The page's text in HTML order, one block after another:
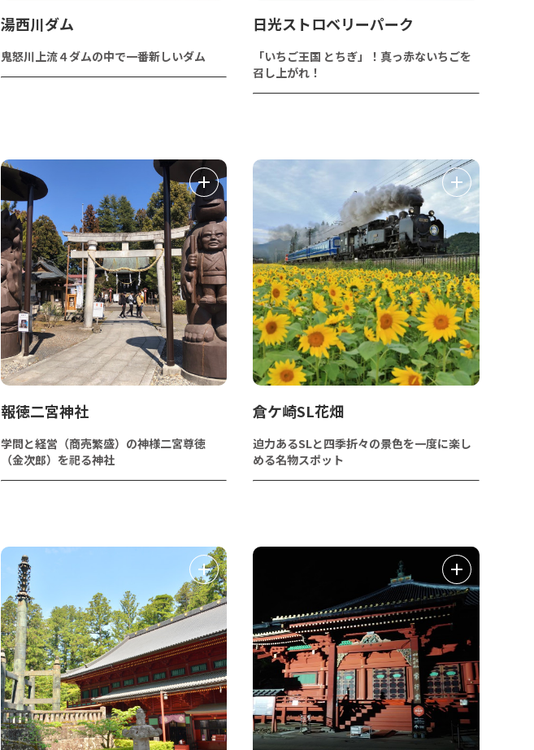
湯西川ダム
鬼怒川上流４ダムの中で一番新しいダム
日光ストロベリーパーク
「いちご王国 とちぎ」！真っ赤ないちごを
召し上がれ！
報徳二宮神社
学問と経営（商売繁盛）の神様二宮尊徳
（金次郎）を祀る神社
倉ケ崎SL花畑
迫力あるSLと四季折々の景色を一度に楽し
める名物スポット